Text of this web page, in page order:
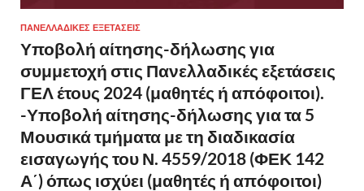
ΠΑΝΕΛΛΑΔΙΚΈΣ ΕΞΕΤΆΣΕΙΣ
Υποβολή αίτησης-δήλωσης για
συμμετοχή στις Πανελλαδικές εξετάσεις
ΓΕΛ έτους 2024 (μαθητές ή απόφοιτοι).
-Υποβολή αίτησης-δήλωσης για τα 5
Μουσικά τμήματα με τη διαδικασία
εισαγωγής του Ν. 4559/2018 (ΦΕΚ 142
Α΄) όπως ισχύει (μαθητές ή απόφοιτοι)